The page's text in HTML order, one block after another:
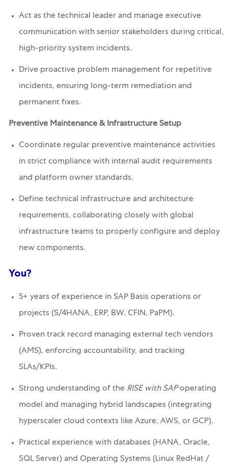
Act as the technical leader and manage executive
communication with senior stakeholders during critical,
high-priority system incidents.
Drive proactive problem management for repetitive
incidents, ensuring long-term remediation and
permanent fixes.
Preventive Maintenance & Infrastructure Setup
Coordinate regular preventive maintenance activities
in strict compliance with internal audit requirements
and platform owner standards.
Define technical infrastructure and architecture
requirements, collaborating closely with global
infrastructure teams to properly configure and deploy
new components.
You?
5+ years of experience in SAP Basis operations or
projects (S/4HANA, ERP, BW, CFIN, PaPM).
Proven track record managing external tech vendors
(AMS), enforcing accountability, and tracking
SLAs/KPIs.
Strong understanding of the RISE with SAPoperating
model and managing hybrid landscapes (integrating
hyperscaler cloud contexts like Azure, AWS, or GCP).
Practical experience with databases (HANA, Oracle,
SQL Server) and Operating Systems (Linux RedHat /